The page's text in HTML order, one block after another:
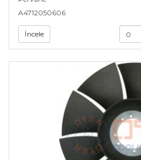
SSangyong (2)
Tata (3)
Volkswagen (21)
Volvo (61)
A4712050606
İncele